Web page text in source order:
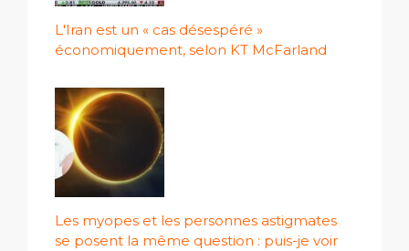
L'Iran est un « cas désespéré »
économiquement, selon KT McFarland
Les myopes et les personnes astigmates
se posent la même question : puis-je voir